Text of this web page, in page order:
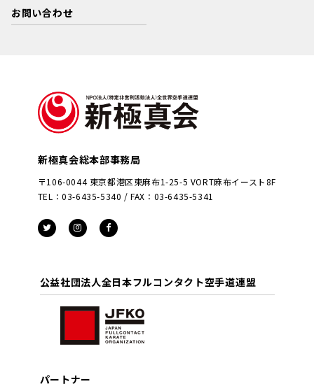
お問い合わせ
新極真会総本部事務局
〒106-0044 東京都港区東麻布1-25-5 VORT麻布イースト8F
TEL：03-6435-5340 / FAX：03-6435-5341
公益社団法人全日本フルコンタクト空手道連盟
パートナー